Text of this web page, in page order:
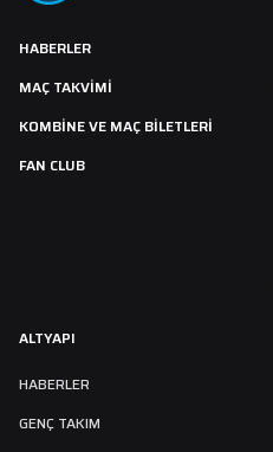
HABERLER
MAÇ TAKVIMI
KOMBİNE VE MAÇ BİLETLERİ
FAN CLUB
ALTYAPI
HABERLER
GENÇ TAKIM